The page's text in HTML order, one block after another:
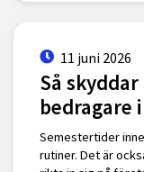
11 juni 2026
Så
bedragare
Semestertider
rutiner. Det är